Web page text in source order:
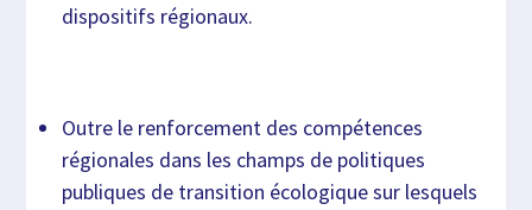
dispositifs régionaux.
Outre le renforcement des compétences
régionales dans les champs de politiques
publiques de transition écologique sur lesquels